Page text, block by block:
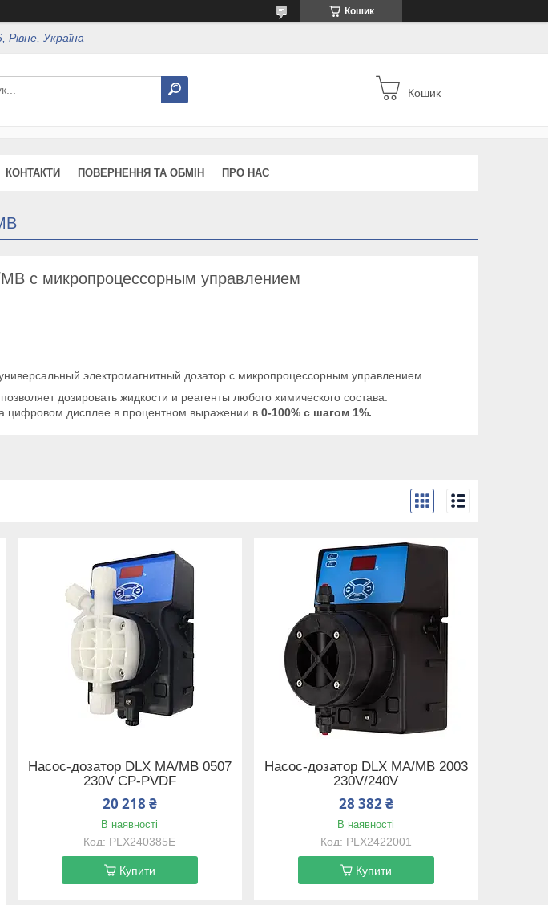
Кошик
Рівне, Україна
Кошик
КОНТАКТИ ПОВЕРНЕННЯ ТА ОБМІН ПРО НАС
с микропроцессорным управлением
электромагнитный дозатор с микропроцессорным управлением.
дозировать жидкости и реагенты любого химического состава.
цифровом дисплее в процентном выражении в 0-100% с шагом 1%.
Насос-дозатор DLX MA/MB 0507
230V CP-PVDF
20 218 ₴
В наявності
PLX240385E
Купити
Насос-дозатор DLX MA/MB 2003
230V/240V
28 382 ₴
В наявності
PLX2422001
Купити